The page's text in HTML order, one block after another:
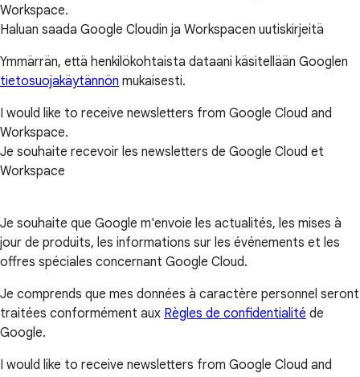
Workspace.
Haluan saada Google Cloudin ja Workspacen uutiskirjeitä
Ymmärrän, että henkilökohtaista dataani käsitellään Googlen
tietosuojakäytännön mukaisesti.
I would like to receive newsletters from Google Cloud and
Workspace.
Je souhaite recevoir les newsletters de Google Cloud et
Workspace
Je souhaite que Google m'envoie les actualités, les mises à
jour de produits, les informations sur les événements et les
offres spéciales concernant Google Cloud.
Je comprends que mes données à caractère personnel seront
traitées conformément aux Règles de confidentialité de
Google.
I would like to receive newsletters from Google Cloud and